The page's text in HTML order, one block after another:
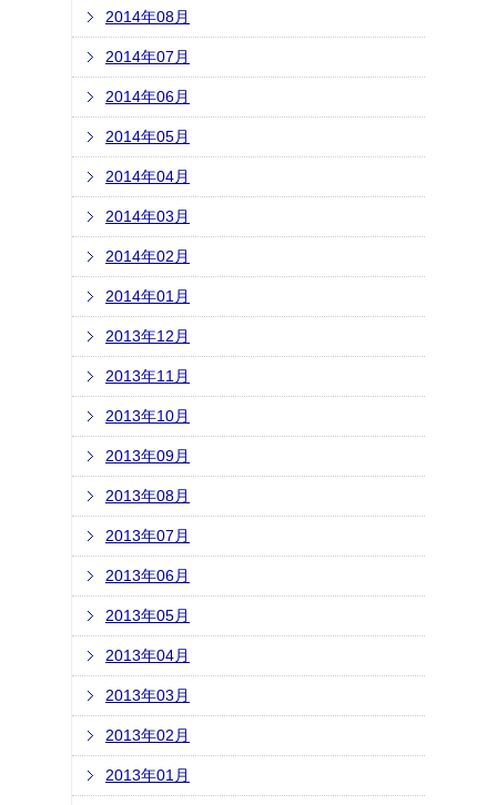
2014年08月
2014年07月
2014年06月
2014年05月
2014年04月
2014年03月
2014年02月
2014年01月
2013年12月
2013年11月
2013年10月
2013年09月
2013年08月
2013年07月
2013年06月
2013年05月
2013年04月
2013年03月
2013年02月
2013年01月